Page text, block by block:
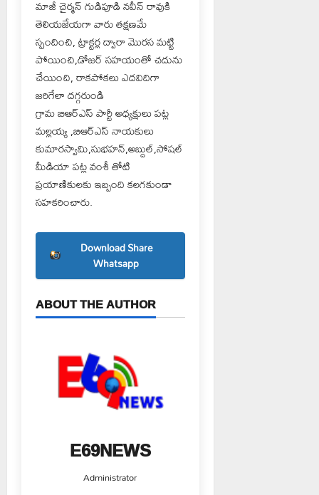
మాజీ చైర్మన్ గుడిపూడి నవీన్ రావుకి
తెలియజేయగా వారు తక్షణమే
స్పందించి, ట్రాక్టర్ల ద్వారా మొరస మట్టి
పోయించి,డోజర్ సహయంతో చదును
చేయించి, రాకపోకలు ఎదవిదిగా
జరిగేలా దగ్గరుండి
గ్రామ బిఆర్ఎస్ పార్టీ అధ్యక్షులు పట్ల
మల్లయ్య ,బిఆర్ఎస్ నాయకులు
కుమారస్వామి,సుభహన్,అబ్దుల్,సోషల్
మీడియా పట్ల వంశీ తోటి
ప్రయాణికులకు ఇబ్బంది కలగకుండా
సహకరించారు.
Download Share
Whatsapp
ABOUT THE AUTHOR
E69NEWS
Administrator